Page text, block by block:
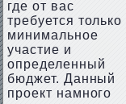
где от вас
требуется только
минимальное
участие и
определенный
бюджет. Данный
проект намного